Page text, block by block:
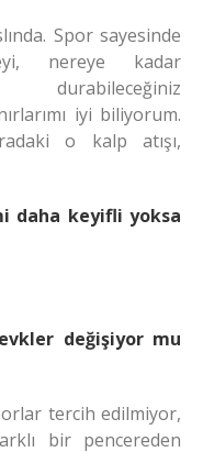
Spor sayesinde
nereye kadar
durabileceğiniz
iyi biliyorum.
o kalp atışı,
daha keyifli yoksa
değişiyor mu
tercih edilmiyor,
bir pencereden